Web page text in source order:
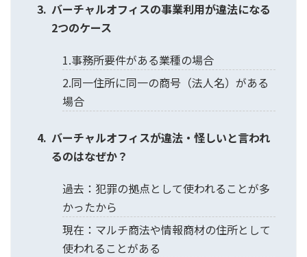
バーチャルオフィスの事業利用が違法になる
2つのケース
1.事務所要件がある業種の場合
2.同一住所に同一の商号（法人名）がある
場合
バーチャルオフィスが違法・怪しいと言われ
るのはなぜか？
過去：犯罪の拠点として使われることが多
かったから
現在：マルチ商法や情報商材の住所として
使われることがある